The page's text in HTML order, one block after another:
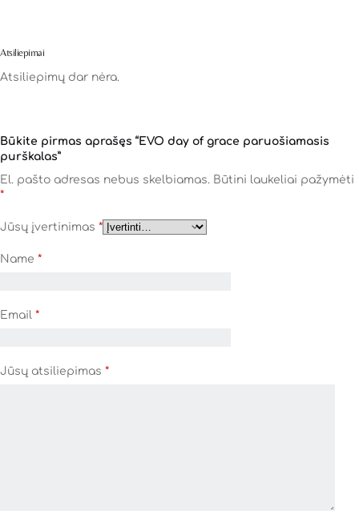
Atsiliepimai
Atsiliepimų dar nėra.
Būkite pirmas aprašęs “EVO day of grace paruošiamasis
purškalas”
El. pašto adresas nebus skelbiamas. Būtini laukeliai pažymėti
*
Jūsų įvertinimas *
Name *
Email *
Jūsų atsiliepimas *